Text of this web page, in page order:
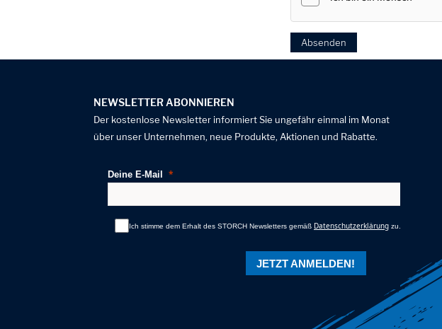
Absenden
NEWSLETTER ABONNIEREN
Der kostenlose Newsletter informiert Sie ungefähr einmal im Monat
über unser Unternehmen, neue Produkte, Aktionen und Rabatte.
Deine E-Mail
Ich stimme dem Erhalt des STORCH Newsletters gemäß Datenschutzerklärung zu.
JETZT ANMELDEN!